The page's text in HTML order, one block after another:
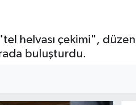
helvası çekimi",
buluşturdu.